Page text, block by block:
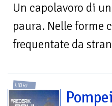
Un capolavoro di
paura. Nelle forme
frequentate da
LIBRI